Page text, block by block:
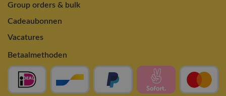
Group orders & bulk
Cadeaubonnen
Vacatures
Betaalmethoden